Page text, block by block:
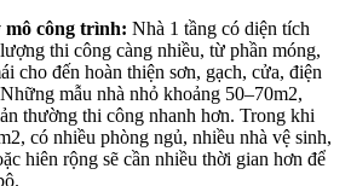
mô công trình: Nhà 1 tầng có diện tích
thi công càng nhiều, từ phần móng,
cho đến hoàn thiện sơn, gạch, cửa, điện
mẫu nhà nhỏ khoảng 50–70m2,
thường thi công nhanh hơn. Trong khi
có nhiều phòng ngủ, nhiều nhà vệ sinh,
hiên rộng sẽ cần nhiều thời gian hơn để